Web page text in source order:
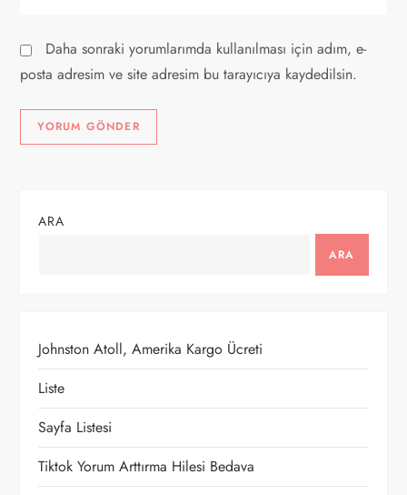
Daha sonraki yorumlarımda kullanılması için adım, e-
posta adresim ve site adresim bu tarayıcıya kaydedilsin.
ARA
ARA
Johnston Atoll, Amerika Kargo Ücreti
Liste
Sayfa Listesi
Tiktok Yorum Arttırma Hilesi Bedava